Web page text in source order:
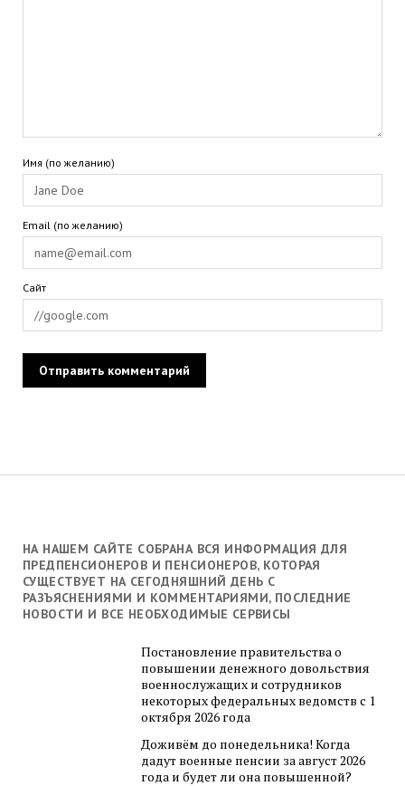
НА НАШЕМ САЙТЕ СОБРАНА ВСЯ ИНФОРМАЦИЯ ДЛЯ
ПРЕДПЕНСИОНЕРОВ И ПЕНСИОНЕРОВ, КОТОРАЯ
СУЩЕСТВУЕТ НА СЕГОДНЯШНИЙ ДЕНЬ С
РАЗЪЯСНЕНИЯМИ И КОММЕНТАРИЯМИ, ПОСЛЕДНИЕ
НОВОСТИ И ВСЕ НЕОБХОДИМЫЕ СЕРВИСЫ
Постановление правительства о
повышении денежного довольствия
военнослужащих и сотрудников
некоторых федеральных ведомств с 1
октября 2026 года
Доживём до понедельника! Когда
дадут военные пенсии за август 2026
года и будет ли она повышенной?
Имя (по желанию)
Email (по желанию)
Сайт